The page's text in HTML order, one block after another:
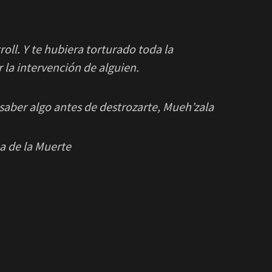
Y te hubiera torturado toda la
intervención de alguien.
algo antes de destrozarte, Mueh’zala
de la Muerte